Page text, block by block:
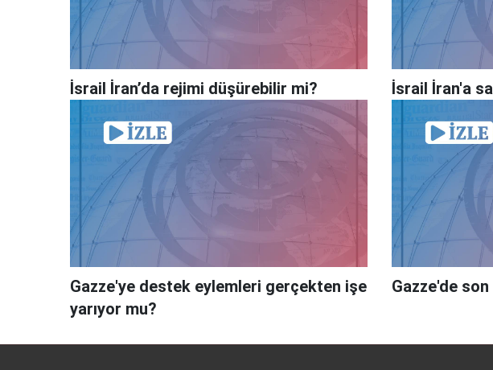
İsrail İran’da rejimi düşürebilir mi? İsrail İran'a
Gazze'ye destek eylemleri gerçekten işe
yarıyor mu?
Gazze'de